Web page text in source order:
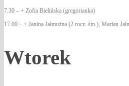
7.30 – + Zofia Bielińska (gregorianka)
17.00 – + Janina Jałmużna (2 rocz. śm.), Marian
Wtorek